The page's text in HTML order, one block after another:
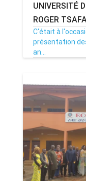
UNIVERSITÉ
ROGER
C'était à
présentation
an...